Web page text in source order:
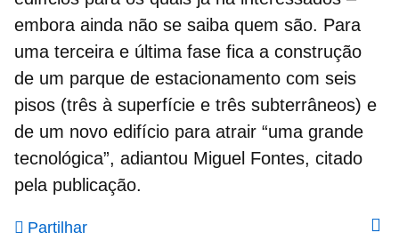
embora ainda não se saiba quem são. Para
uma terceira e última fase fica a construção
de um parque de estacionamento com seis
pisos (três à superfície e três subterrâneos) e
de um novo edifício para atrair “uma grande
tecnológica”, adiantou Miguel Fontes, citado
pela publicação.
Partilhar